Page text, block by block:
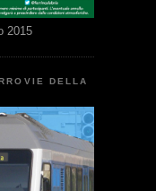
2015
DELLA